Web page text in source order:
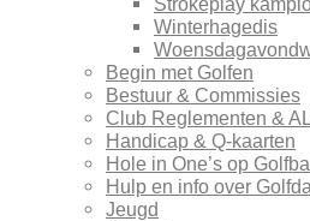
Strokeplay
Winterhagedis
Begin met Golfen
Bestuur & Commissies
Club Reglementen &
Handicap & Q-kaarten
Hole in One’s op
Hulp en info over
Jeugd